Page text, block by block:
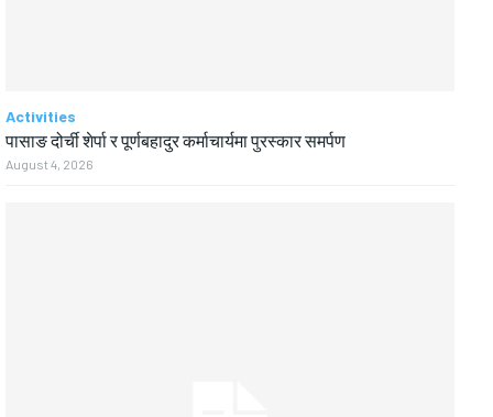
Activities
पासाङ दोर्ची शेर्पा र पूर्णबहादुर कर्माचार्यमा पुरस्कार समर्पण
August 4, 2026